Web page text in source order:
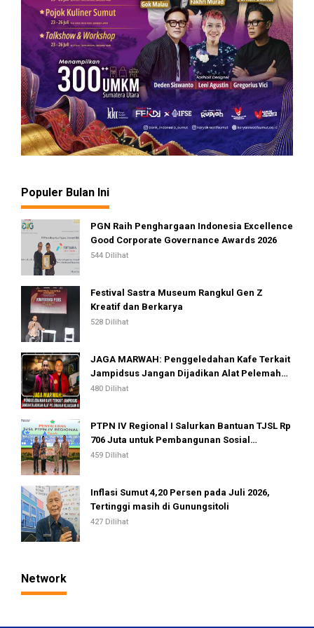
Populer Bulan Ini
PGN Raih Penghargaan Indonesia Excellence
Good Corporate Governance Awards 2026
544 Dilihat
Festival Sastra Museum Rangkul Gen Z
Kreatif dan Berkarya
528 Dilihat
JAGA MARWAH: Penggeledahan Kafe Terkait
Jampidsus Jangan Dijadikan Alat Pelemahan
Kejaksaan RI
480 Dilihat
PTPN IV Regional I Salurkan Bantuan TJSL Rp
706 Juta untuk Pembangunan Sosial
Berkelanjutan
459 Dilihat
Inflasi Sumut 4,20 Persen pada Juli 2026,
Tertinggi masih di Gunungsitoli
427 Dilihat
Network